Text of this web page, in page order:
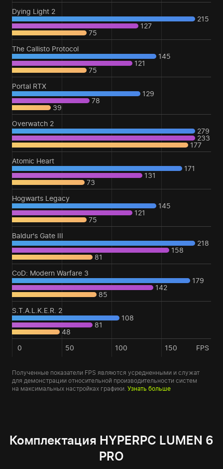
Dying Light 2
215
127
75
The Callisto Protocol
145
121
75
Portal RTX
129
78
39
Overwatch 2
279
233
177
Atomic Heart
171
131
73
Hogwarts Legacy
145
121
75
Baldur's Gate III
218
158
81
CoD: Modern Warfare 3
179
142
85
S.T.A.L.K.E.R. 2
108
81
48
0
50 100 150 FPS
Полученные показатели FPS являются усредненными и служат
для демонстрации относительной производительности систем
на максимальных настройках графики. Узнать больше
Комплектация HYPERPC LUMEN 6
PRO